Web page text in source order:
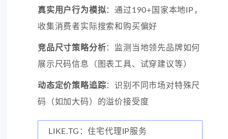
真实用户行为模拟：通过190+国家本地IP，
收集消费者实际搜索和购买偏好
竞品尺寸策略分析：监测当地领先品牌如何
展示尺码信息（图表工具、试穿建议等）
动态定价策略追踪：识别不同市场对特殊尺
码（如加大码）的溢价接受度
LIKE.TG：住宅代理IP服务